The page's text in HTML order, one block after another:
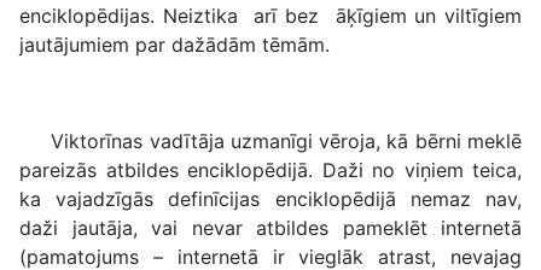
enciklopēdijas. Neiztika arī bez āķīgiem un viltīgiem
jautājumiem par dažādām tēmām.
Viktorīnas vadītāja uzmanīgi vēroja, kā bērni meklē
pareizās atbildes enciklopēdijā. Daži no viņiem teica,
ka vajadzīgās definīcijas enciklopēdijā nemaz nav,
daži jautāja, vai nevar atbildes pameklēt internetā
(pamatojums – internetā ir vieglāk atrast, nevajag